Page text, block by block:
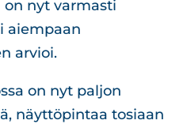
on nyt varmasti
aiempaan
arvioi.
on nyt paljon
näyttöpintaa tosiaan